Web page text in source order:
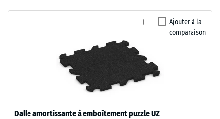
Ajouter à la
comparaison
Dalle amortissante à emboîtement puzzle UZ